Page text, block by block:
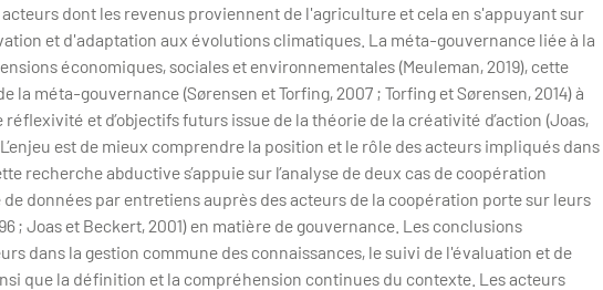
dont les revenus proviennent de l'agriculture et cela en s'appuyant sur
et d'adaptation aux évolutions climatiques. La méta-gouvernance liée à la
économiques, sociales et environnementales (Meuleman, 2019), cette
la méta-gouvernance (Sørensen et Torfing, 2007 ; Torfing et Sørensen, 2014) à
et d’objectifs futurs issue de la théorie de la créativité d’action (Joas,
L’enjeu est de mieux comprendre la position et le rôle des acteurs impliqués dans
recherche abductive s’appuie sur l’analyse de deux cas de coopération
données par entretiens auprès des acteurs de la coopération porte sur leurs
; Joas et Beckert, 2001) en matière de gouvernance. Les conclusions
dans la gestion commune des connaissances, le suivi de l'évaluation et de
que la définition et la compréhension continues du contexte. Les acteurs